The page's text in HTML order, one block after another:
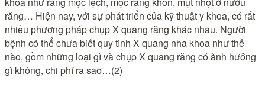
răng… Hiện nay, với sự phát triển của kỹ thuật y khoa, có rất
nhiều phương pháp chụp X quang răng khác nhau. Người
bệnh có thể chưa biết quy tình X quang nha khoa như thế
nào, gồm những loại gì và chụp X quang răng có ảnh hưởng
gì không, chi phí ra sao…(2)